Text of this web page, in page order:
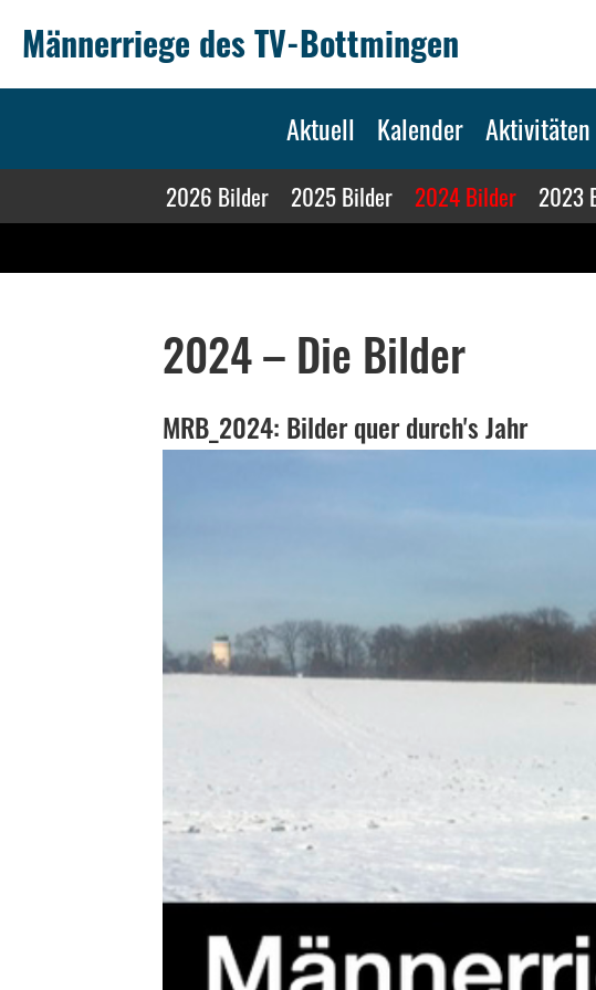
Männerriege des TV-Bottmingen
Aktuell Kalender Aktivitäten
2026 Bilder 2025 Bilder 2024 Bilder 2023
2024 – Die Bilder
MRB_2024: Bilder quer durch's Jahr